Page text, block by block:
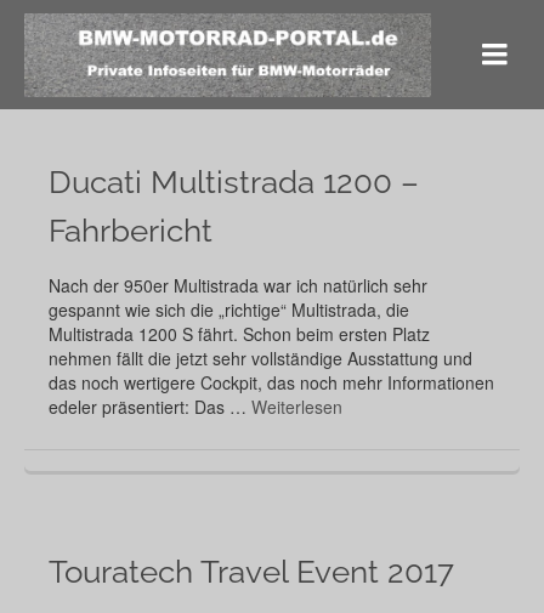
Ducati Multistrada 1200 –
Fahrbericht
Nach der 950er Multistrada war ich natürlich sehr
gespannt wie sich die „richtige“ Multistrada, die
Multistrada 1200 S fährt. Schon beim ersten Platz
nehmen fällt die jetzt sehr vollständige Ausstattung und
das noch wertigere Cockpit, das noch mehr Informationen
edeler präsentiert: Das … Weiterlesen
Touratech Travel Event 2017